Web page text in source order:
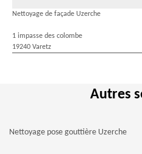
Nettoyage de façade Uzerche
1 impasse des colombe
19240 Varetz
Autres
Nettoyage pose gouttière Uzerche